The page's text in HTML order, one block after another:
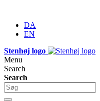
DA
EN
Stenhøj logo
Menu
Search
Search